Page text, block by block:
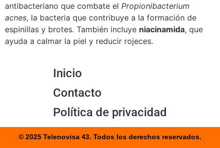
antibacteriano que combate el Propionibacterium
acnes, la bacteria que contribuye a la formación de
espinillas y brotes. También incluye niacinamida, que
ayuda a calmar la piel y reducir rojeces.
Inicio
Contacto
Política de privacidad
© 2025 Telenovisa 43. Todos los derechos reservados.